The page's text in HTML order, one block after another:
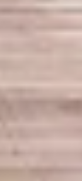
La publicité